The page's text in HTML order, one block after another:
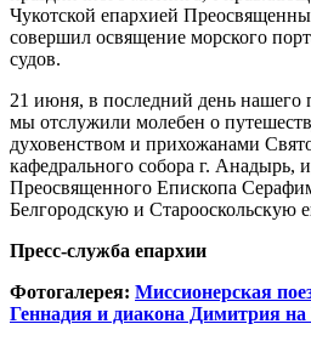
Чукотской епархией
совершил освящение морского
судов.
21 июня, в последний день нашего
мы отслужили молебен о
духовенством и прихожанами
кафедрального собора г. Анадырь,
Преосвященного Епископа
Белгородскую и Старооскольскую
Пресс-служба епархии
Фотогалерея: Миссионерская
Геннадия и диакона Димитрия